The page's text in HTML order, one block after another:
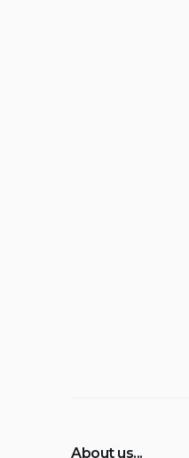
About us...